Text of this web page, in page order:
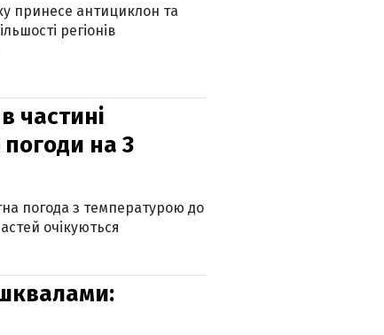
принесе антициклон та
регіонів
частині
на 3
погода з температурою до
очікуються
шквалами: